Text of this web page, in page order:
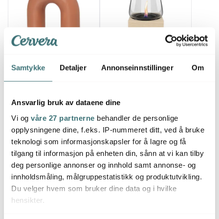
Samtykke Detaljer Annonseinnstillinger Om
Ansvarlig bruk av dataene dine
Vi og våre 27 partnerne behandler de personlige
opplysningene dine, f.eks. IP-nummeret ditt, ved å bruke
teknologi som informasjonskapsler for å lagre og få
tilgang til informasjon på enheten din, sånn at vi kan tilby
deg personlige annonser og innhold samt annonse- og
innholdsmåling, målgruppestatistikk og produktutvikling.
Du velger hvem som bruker dine data og i hvilke
hensikter.
Bend lys 14,5 cm tan
På lager
Poppy lykt B24 cm hvit
Få på lager
Til borddekking